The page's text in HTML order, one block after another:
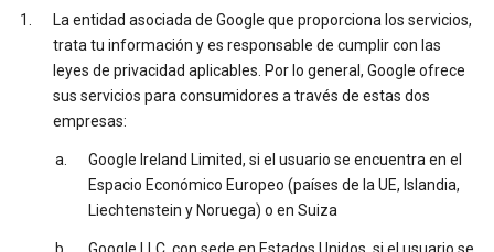
La entidad asociada de Google que proporciona los servicios,
trata tu información y es responsable de cumplir con las
leyes de privacidad aplicables. Por lo general, Google ofrece
sus servicios para consumidores a través de estas dos
empresas:
Google Ireland Limited, si el usuario se encuentra en el
Espacio Económico Europeo (países de la UE, Islandia,
Liechtenstein y Noruega) o en Suiza